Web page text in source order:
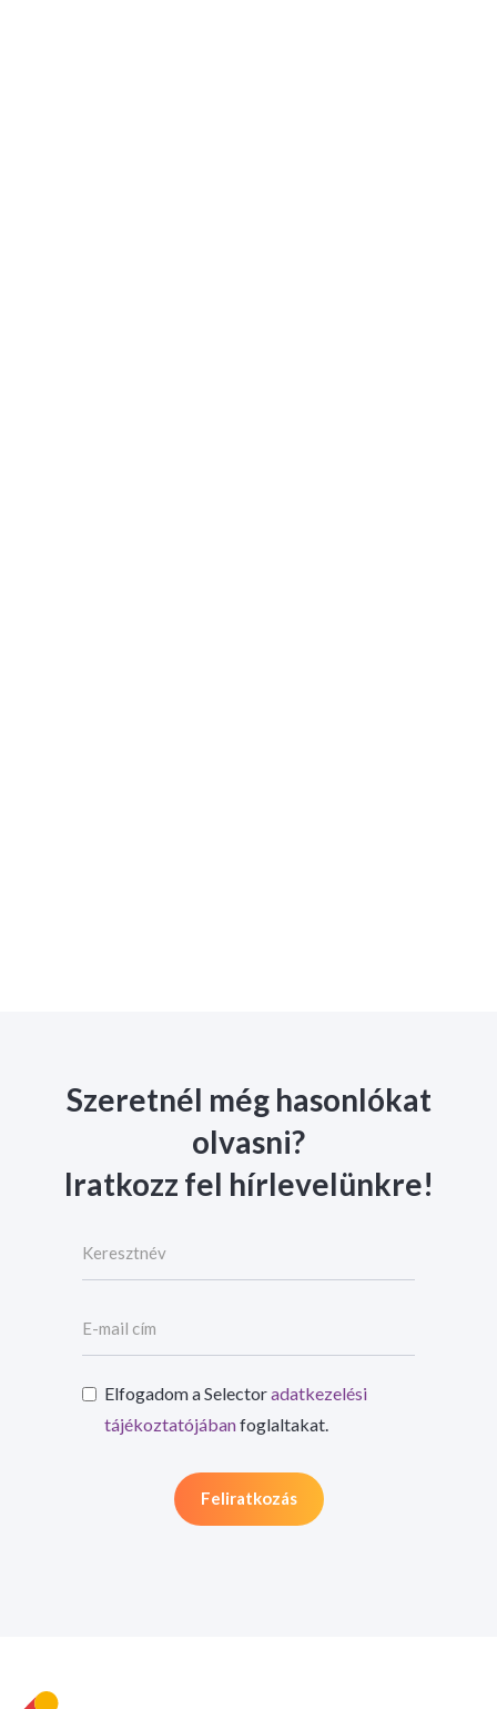
Szeretnél még hasonlókat
olvasni?
Iratkozz fel hírlevelünkre!
Elfogadom a Selectoradatkezelési
tájékoztatójábanfoglaltakat.